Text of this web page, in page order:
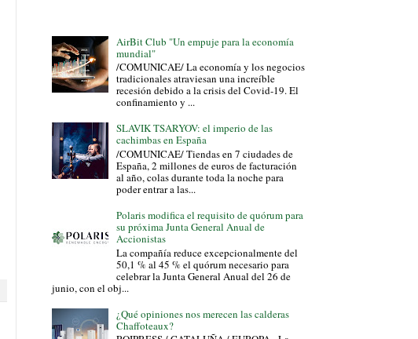
AirBit Club "Un empuje para la economía
mundial"
/COMUNICAE/ La economía y los negocios
tradicionales atraviesan una increíble
recesión debido a la crisis del Covid-19. El
confinamiento y ...
SLAVIK TSARYOV: el imperio de las
cachimbas en España
/COMUNICAE/ Tiendas en 7 ciudades de
España, 2 millones de euros de facturación
al año, colas durante toda la noche para
poder entrar a las...
Polaris modifica el requisito de quórum para
su próxima Junta General Anual de
Accionistas
La compañía reduce excepcionalmente del
50,1 % al 45 % el quórum necesario para
celebrar la Junta General Anual del 26 de
junio, con el obj...
¿Qué opiniones nos merecen las calderas
Chaffoteaux?